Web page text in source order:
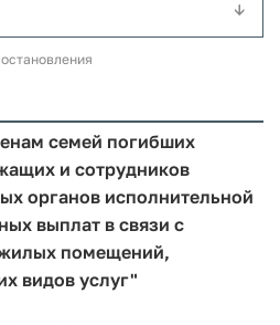
семей погибших
и сотрудников
органов исполнительной
выплат в связи с
помещений,
видов услуг"